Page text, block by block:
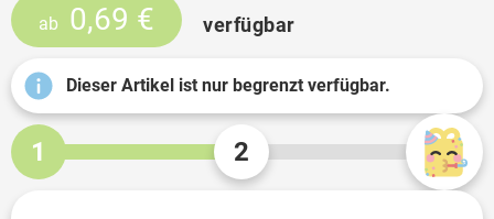
ab 0,69 € verfügbar
Dieser Artikel ist nur begrenzt verfügbar.
1 2